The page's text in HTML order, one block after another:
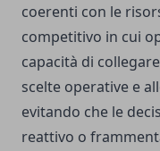
coerenti con le
competitivo in cui
capacità di
scelte operative e
evitando che le
reattivo o